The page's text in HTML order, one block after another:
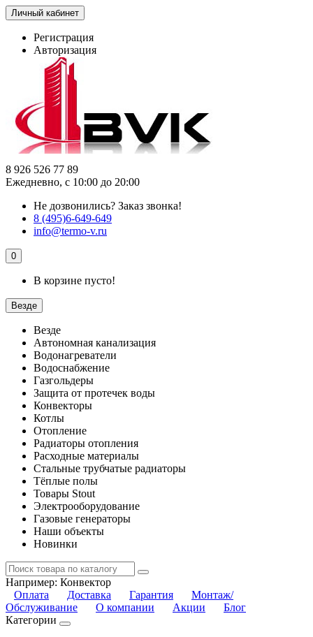
Личный кабинет
Регистрация
Авторизация
8 926 526 77 89
Ежедневно, с 10:00 до 20:00
Не дозвонились? Заказ звонка!
8 (495)6-649-649
info@termo-v.ru
0
В корзине пусто!
Везде
Везде
Автономная канализация
Водонагреватели
Водоснабжение
Газгольдеры
Защита от протечек воды
Конвекторы
Котлы
Отопление
Радиаторы отопления
Расходные материалы
Стальные трубчатые радиаторы
Тёплые полы
Товары Stout
Электрооборудование
Газовые генераторы
Наши объекты
Новинки
Например: Конвектор
Оплата
Доставка Гарантия
Монтаж/
Обслуживание
О компании Акции
Блог
Категории